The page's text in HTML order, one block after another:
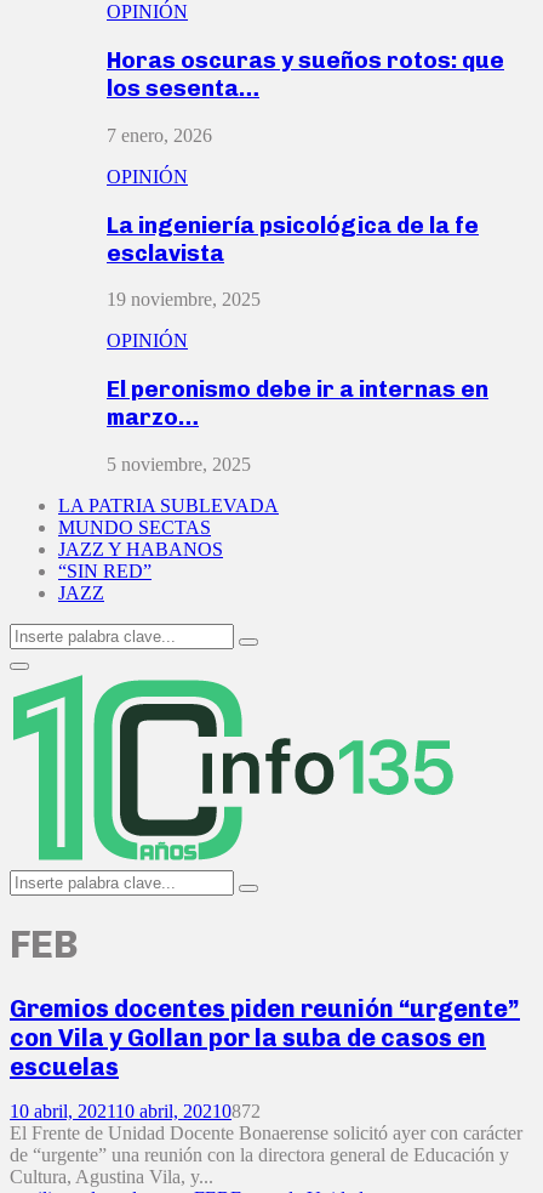
OPINIÓN
Horas oscuras y sueños rotos: que
los sesenta…
7 enero, 2026
OPINIÓN
La ingeniería psicológica de la fe
esclavista
19 noviembre, 2025
OPINIÓN
El peronismo debe ir a internas en
marzo…
5 noviembre, 2025
LA PATRIA SUBLEVADA
MUNDO SECTAS
JAZZ Y HABANOS
“SIN RED”
JAZZ
Search
for:
Search
Primary
Menu
Search
for:
Search
FEB
Gremios docentes piden reunión “urgente”
con Vila y Gollan por la suba de casos en
escuelas
10 abril, 202110 abril, 20210872
El Frente de Unidad Docente Bonaerense solicitó ayer con carácter
de “urgente” una reunión con la directora general de Educación y
Cultura, Agustina Vila, y...